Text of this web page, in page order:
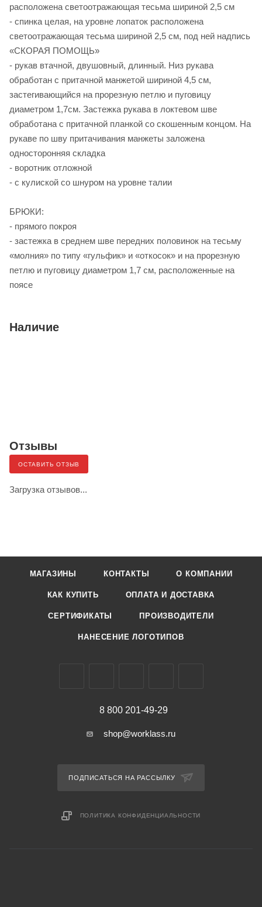
расположена светоотражающая тесьма шириной 2,5 см
- спинка целая, на уровне лопаток расположена
светоотражающая тесьма шириной 2,5 см, под ней надпись
«СКОРАЯ ПОМОЩЬ»
- рукав втачной, двушовный, длинный. Низ рукава
обработан с притачной манжетой шириной 4,5 см,
застегивающийся на прорезную петлю и пуговицу
диаметром 1,7см. Застежка рукава в локтевом шве
обработана с притачной планкой со скошенным концом. На
рукаве по шву притачивания манжеты заложена
односторонняя складка
- воротник отложной
- с кулиской со шнуром на уровне талии
БРЮКИ:
- прямого покроя
- застежка в среднем шве передних половинок на тесьму
«молния» по типу «гульфик» и «откосок» и на прорезную
петлю и пуговицу диаметром 1,7 см, расположенные на
поясе
Наличие
Отзывы
ОСТАВИТЬ ОТЗЫВ
Загрузка отзывов...
МАГАЗИНЫ КОНТАКТЫ О КОМПАНИИ
КАК КУПИТЬ ОПЛАТА И ДОСТАВКА
СЕРТИФИКАТЫ ПРОИЗВОДИТЕЛИ
НАНЕСЕНИЕ ЛОГОТИПОВ
8 800 201-49-29
shop@worklass.ru
ПОДПИСАТЬСЯ НА РАССЫЛКУ
ПОЛИТИКА КОНФИДЕНЦИАЛЬНОСТИ